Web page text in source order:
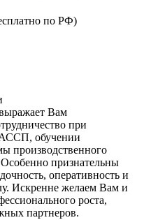
по РФ)
Вам
при
обучении
производственного
признательны
оперативность и
Искренне желаем Вам и
роста,
партнеров.